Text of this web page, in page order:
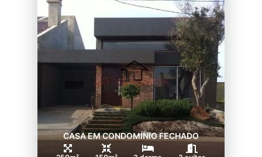
CASA EM CONDOMÍNIO FECHADO